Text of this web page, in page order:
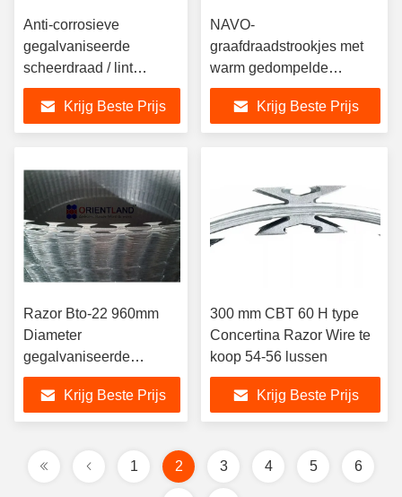
Anti-corrosieve
gegalvaniseerde
scheerdraad / lint
prikkeldraad BTO11
BTO-22 BTO-30
Krijg Beste Prijs
NAVO-
graafdraadstrookjes met
warm gedompelde
gewalste plaatbladen die
bestand zijn tegen erosie
Krijg Beste Prijs
Razor Bto-22 960mm
Diameter
gegalvaniseerde
prikkeldraad /
Constantino Razor Wire
Krijg Beste Prijs
300 mm CBT 60 H type
Concertina Razor Wire te
koop 54-56 lussen
Krijg Beste Prijs
1 2 3 4 5 6